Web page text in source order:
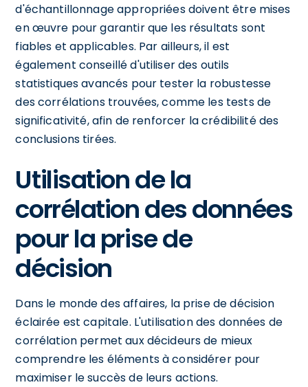
d'échantillonnage appropriées doivent être mises
en œuvre pour garantir que les résultats sont
fiables et applicables. Par ailleurs, il est
également conseillé d'utiliser des outils
statistiques avancés pour tester la robustesse
des corrélations trouvées, comme les tests de
significativité, afin de renforcer la crédibilité des
conclusions tirées.
Utilisation de la
corrélation des données
pour la prise de
décision
Dans le monde des affaires, la prise de décision
éclairée est capitale. L'utilisation des données de
corrélation permet aux décideurs de mieux
comprendre les éléments à considérer pour
maximiser le succès de leurs actions.